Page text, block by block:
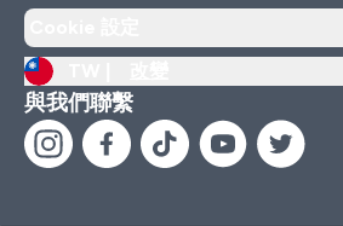
與我們聯繫